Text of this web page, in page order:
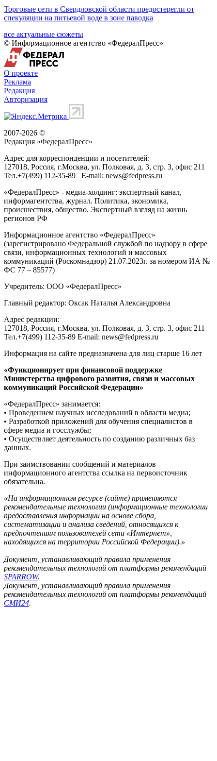
Торговые сети в Свердловской области предостерегли от
спекуляции на питьевой воде в зоне паводка
все актуальные сюжеты
© Информационное агентство «ФедералПресс»
О проекте
Реклама
Редакция
Авторизация
2007-2026 ©
Редакция «ФедералПресс»
Адрес для корреспонденции и посетителей:
127018, Россия, г.Москва, ул. Полковая, д. 3, стр. 3, офис 211
Тел.+7(499) 112-35-89 E-mail: news@fedpress.ru
«ФедералПресс» - медиа-холдинг: экспертный канал,
информагентства, журнал. Политика, экономика,
происшествия, общество. Экспертный взгляд на жизнь
регионов РФ
Информационное агентство «ФедералПресс»
(зарегистрировано Федеральной службой по надзору в сфере
связи, информационных технологий и массовых
коммуникаций (Роскомнадзор) 21.07.2023г. за номером ИА №
ФС 77 – 85577)
Учредитель: ООО «ФедералПресс»
Главный редактор: Оксак Наталья Александровна
Адрес редакции:
127018, Россия, г.Москва, ул. Полковая, д. 3, стр. 3, офис 211
Тел.+7(499) 112-35-89 E-mail: news@fedpress.ru
Информация на сайте предназначена для лиц старше 16 лет
«Функционирует при финансовой поддержке
Министерства цифрового развития, связи и массовых
коммуникаций Российской Федерации»
«ФедералПресс» занимается:
• Проведением научных исследований в области медиа;
• Разработкой приложений для обучения специалистов в
сфере медиа и госслужбы;
• Осуществляет деятельность по созданию различных баз
данных.
При заимствовании сообщений и материалов
информационного агентства ссылка на первоисточник
обязательна.
«На информационном ресурсе (сайте) применяются
рекомендательные технологии (информационные технологии
предоставления информации на основе сбора,
систематизации и анализа сведений, относящихся к
предпочтениям пользователей сети «Интернет»,
находящихся на территории Российской Федерации).»
Документ, устанавливающий правила применения
рекомендательных технологий от платформы рекомендаций
SPARROW.
Документ, устанавливающий правила применения
рекомендательных технологий от платформы рекомендаций
СМИ24.